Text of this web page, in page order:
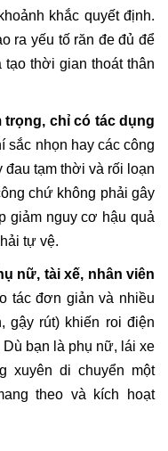
khắc quyết định.
ra yếu tố răn đe đủ để
tạo thời gian thoát thân
chỉ có tác dụng
sắc nhọn hay các công
đau tạm thời và rối loạn
chứ không phải gây
giảm nguy cơ hậu quả
tự vệ.
nữ, tài xế, nhân viên
tác đơn giản và nhiều
gậy rút) khiến roi điện
bạn là phụ nữ, lái xe
xuyên di chuyển một
theo và kích hoạt